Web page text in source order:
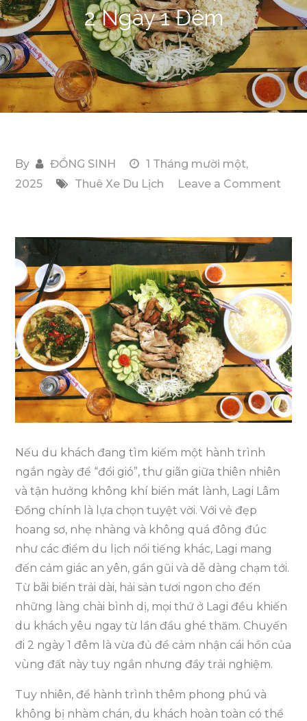
2 Ngày 1 Đêm
By ĐỒNG SINH
1 Tháng mười một,
2025
Thuê Xe Du Lịch
Leave a Comment
Địa
Điểm
Gần
Lagi
Nên
Ghé
Thăm
Khi
Du
Lịch
Ngày
1
Đêm
Nếu du khách đang tìm kiếm một hành trình
ngắn ngày để “đổi gió”, thư giãn giữa thiên nhiên
và tận hưởng không khí biển mát lành, Lagi Lâm
Đồng chính là lựa chọn tuyệt vời. Với vẻ đẹp
hoang sơ, nhẹ nhàng và không quá đông đúc
như các điểm du lịch nổi tiếng khác, Lagi mang
đến cảm giác an yên, gần gũi và dễ dàng chạm tới.
Từ bãi biển trải dài, hải sản tươi ngon cho đến
những làng chài bình dị, mọi thứ ở Lagi đều khiến
du khách yêu ngay từ lần đầu ghé thăm. Chuyến
đi 2 ngày 1 đêm là vừa đủ để cảm nhận cái hồn của
vùng đất này tuy ngắn nhưng đầy trải nghiệm.
Tuy nhiên, để hành trình thêm phong phú và
không bị nhàm chán, du khách hoàn toàn có thể